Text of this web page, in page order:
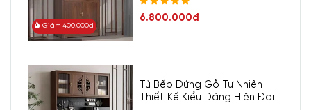
cho không gian nội thất.
Sự sắp xếp các ngăn kệ khoa học, hợp lý cũng giúp tận
lưu trữ linh hoạt nhiều đồ vật lớn nhỏ khác nhau.
Giảm 400.000đ
6.800.000đ
Tủ Bếp Đứng Gỗ Tự Nhiên
Thiết Kế Kiểu Dáng Hiện Đại